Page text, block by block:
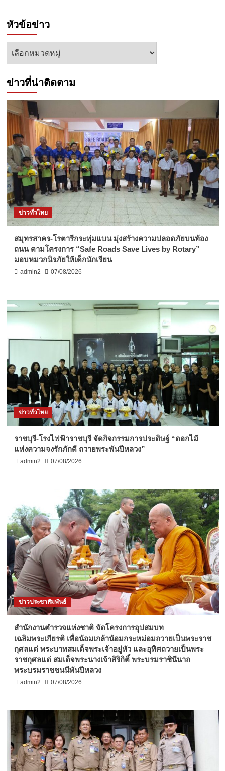
หัวข้อข่าว
หัวข้อ
ข่าวที่น่าติดตาม
ข่าวทั่วไทย
สมุทรสาคร-โรตารีกระทุ่มแบน มุ่งสร้างความปลอดภัยบนท้อง
ถนน ตามโครงการ “Safe Roads Save Lives by Rotary”
มอบหมวกนิรภัยให้เด็กนักเรียน
admin2 07/08/2026
ข่าวทั่วไทย
ราชบุรี-โรงไฟฟ้าราชบุรี จัดกิจกรรมการประดิษฐ์ “ดอกไม้
แห่งความจงรักภักดี ถวายพระพันปีหลวง”
admin2 07/08/2026
ข่าวประชาสัมพันธ์
สำนักงานตำรวจแห่งชาติ จัดโครงการอุปสมบท
เฉลิมพระเกียรติ เพื่อน้อมเกล้าน้อมกระหม่อมถวายเป็นพระราช
กุศลแด่ พระบาทสมเด็จพระเจ้าอยู่หัว และอุทิศถวายเป็นพระ
ราชกุศลแด่ สมเด็จพระนางเจ้าสิริกิติ์ พระบรมราชินีนาถ
พระบรมราชชนนีพันปีหลวง
admin2 07/08/2026